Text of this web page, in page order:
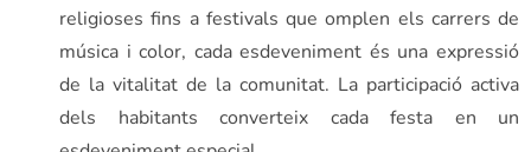
religioses fins a festivals que omplen els carrers de
música i color, cada esdeveniment és una expressió
de la vitalitat de la comunitat. La participació activa
dels habitants converteix cada festa en un